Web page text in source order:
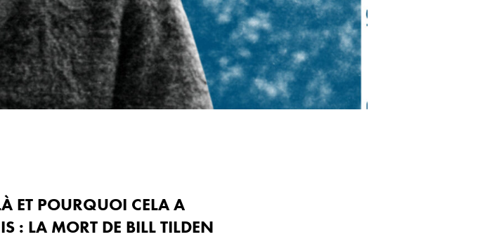
ET POURQUOI CELA A
: LA MORT DE BILL TILDEN